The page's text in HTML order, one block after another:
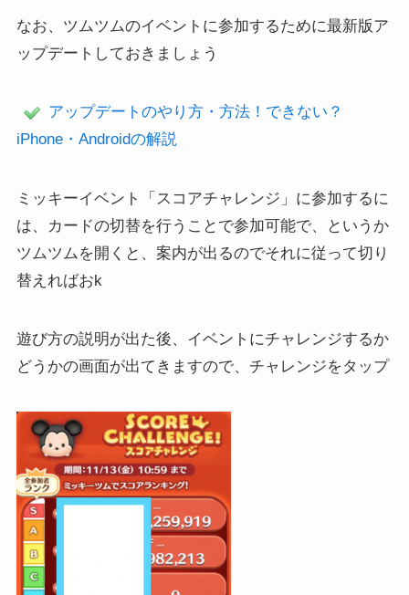
なお、ツムツムのイベントに参加するために最新版ア
ップデートしておきましょう
アップデートのやり方・方法！できない？
iPhone・Androidの解説
ミッキーイベント「スコアチャレンジ」に参加するに
は、カードの切替を行うことで参加可能で、というか
ツムツムを開くと、案内が出るのでそれに従って切り
替えればおk
遊び方の説明が出た後、イベントにチャレンジするか
どうかの画面が出てきますので、チャレンジをタップ